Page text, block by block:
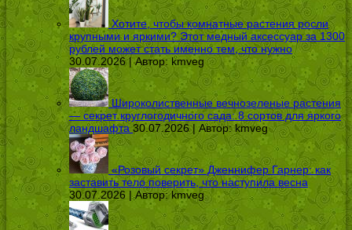
Хотите, чтобы комнатные растения росли
крупными и яркими? Этот медный аксессуар за 1300
рублей может стать именно тем, что нужно
30.07.2026 | Автор: kmveg
Широколиственные вечнозеленые растения
— секрет круглогодичного сада: 8 сортов для яркого
ландшафта 30.07.2026 | Автор:kmveg
«Розовый секрет» Дженнифер Гарнер: как
заставить тело поверить, что наступила весна
30.07.2026 | Автор:kmveg